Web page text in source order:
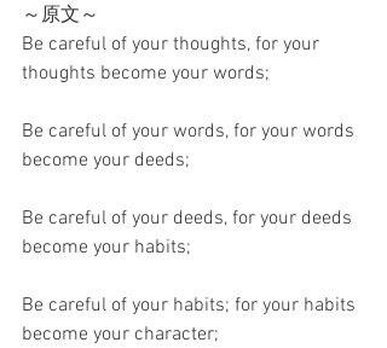
～原文～
Be careful of your thoughts, for your
thoughts become your words;
Be careful of your words, for your words
become your deeds;
Be careful of your deeds, for your deeds
become your habits;
Be careful of your habits; for your habits
become your character;